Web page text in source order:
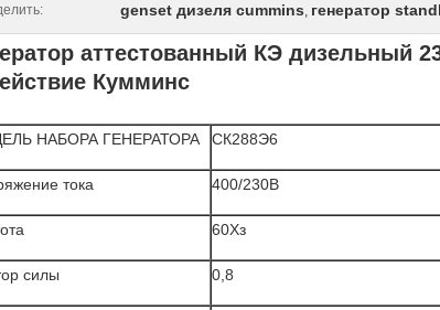
genset дизеля cummins, генератор
аттестованный КЭ дизельный
Кумминс
НАБОРА ГЕНЕРАТОРА СК288Э6
тока 400/230В
60Хз
силы 0,8